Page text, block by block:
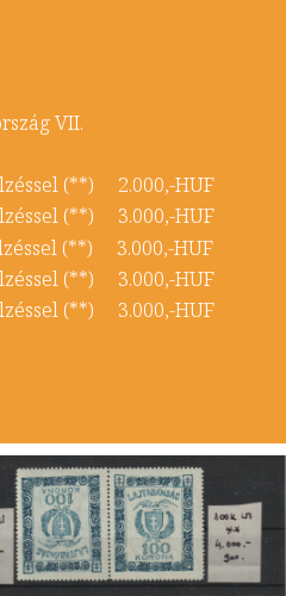
VII.
(**) 2.000,-HUF
(**) 3.000,-HUF
(**) 3.000,-HUF
(**) 3.000,-HUF
(**) 3.000,-HUF